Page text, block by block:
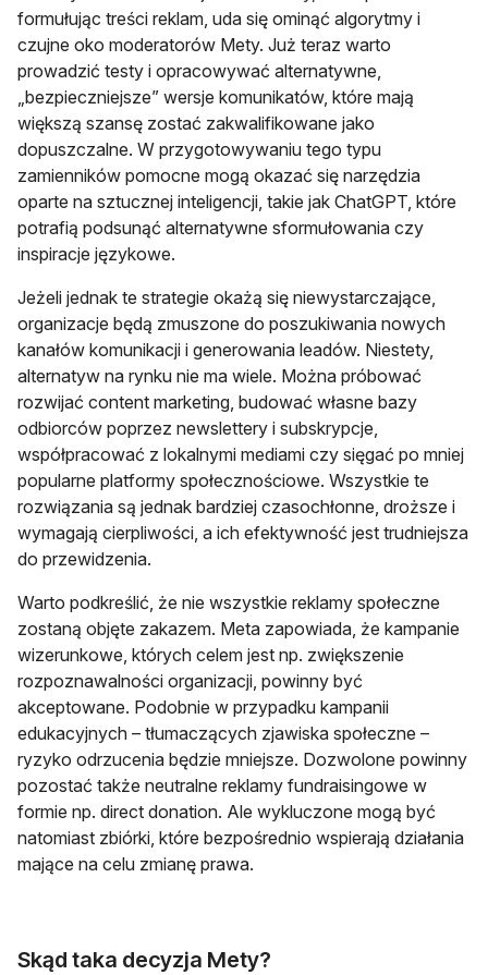
formułując treści reklam, uda się ominąć algorytmy i
czujne oko moderatorów Mety. Już teraz warto
prowadzić testy i opracowywać alternatywne,
„bezpieczniejsze” wersje komunikatów, które mają
większą szansę zostać zakwalifikowane jako
dopuszczalne. W przygotowywaniu tego typu
zamienników pomocne mogą okazać się narzędzia
oparte na sztucznej inteligencji, takie jak ChatGPT, które
potrafią podsunąć alternatywne sformułowania czy
inspiracje językowe.
Jeżeli jednak te strategie okażą się niewystarczające,
organizacje będą zmuszone do poszukiwania nowych
kanałów komunikacji i generowania leadów. Niestety,
alternatyw na rynku nie ma wiele. Można próbować
rozwijać content marketing, budować własne bazy
odbiorców poprzez newslettery i subskrypcje,
współpracować z lokalnymi mediami czy sięgać po mniej
popularne platformy społecznościowe. Wszystkie te
rozwiązania są jednak bardziej czasochłonne, droższe i
wymagają cierpliwości, a ich efektywność jest trudniejsza
do przewidzenia.
Warto podkreślić, że nie wszystkie reklamy społeczne
zostaną objęte zakazem. Meta zapowiada, że kampanie
wizerunkowe, których celem jest np. zwiększenie
rozpoznawalności organizacji, powinny być
akceptowane. Podobnie w przypadku kampanii
edukacyjnych – tłumaczących zjawiska społeczne –
ryzyko odrzucenia będzie mniejsze. Dozwolone powinny
pozostać także neutralne reklamy fundraisingowe w
formie np. direct donation. Ale wykluczone mogą być
natomiast zbiórki, które bezpośrednio wspierają działania
mające na celu zmianę prawa.
Skąd taka decyzja Mety?